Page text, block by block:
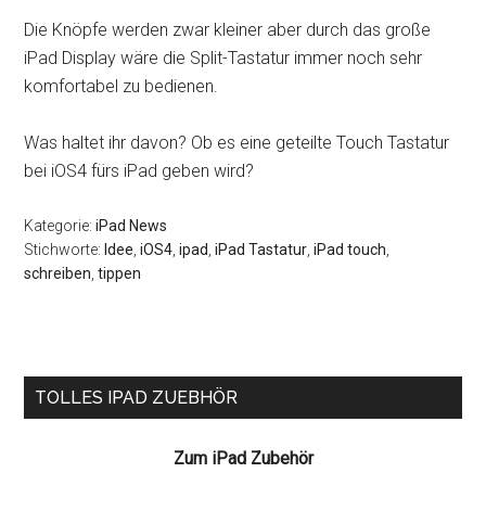
Die Knöpfe werden zwar kleiner aber durch das große
iPad Display wäre die Split-Tastatur immer noch sehr
komfortabel zu bedienen.
Was haltet ihr davon? Ob es eine geteilte Touch Tastatur
bei iOS4 fürs iPad geben wird?
Kategorie:iPad News
Stichworte: Idee,iOS4,ipad,iPad Tastatur,iPad touch,
schreiben,tippen
Seitenspalte
TOLLES IPAD ZUEBHÖR
Zum iPad Zubehör